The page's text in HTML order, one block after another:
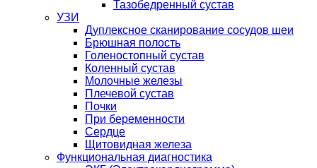
Тазобедренный сустав
УЗИ
Дуплексное сканирование сосудов шеи
Брюшная полость
Голеностопный сустав
Коленный сустав
Молочные железы
Плечевой сустав
Почки
При беременности
Сердце
Щитовидная железа
Функциональная диагностика